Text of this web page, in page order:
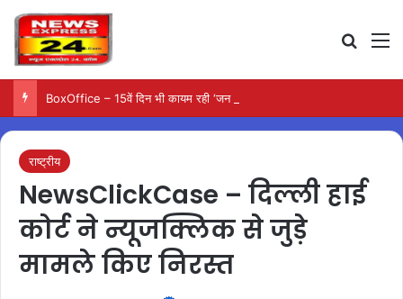
राष्ट्रीय
NewsClickCase – दिल्ली हाई
कोर्ट ने न्यूजक्लिक से जुड़े
मामले किए निरस्त